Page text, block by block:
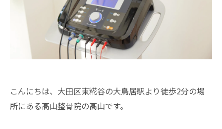
こんにちは、大田区東糀谷の大鳥居駅より徒歩2分の場
所にある髙山整骨院の髙山です。